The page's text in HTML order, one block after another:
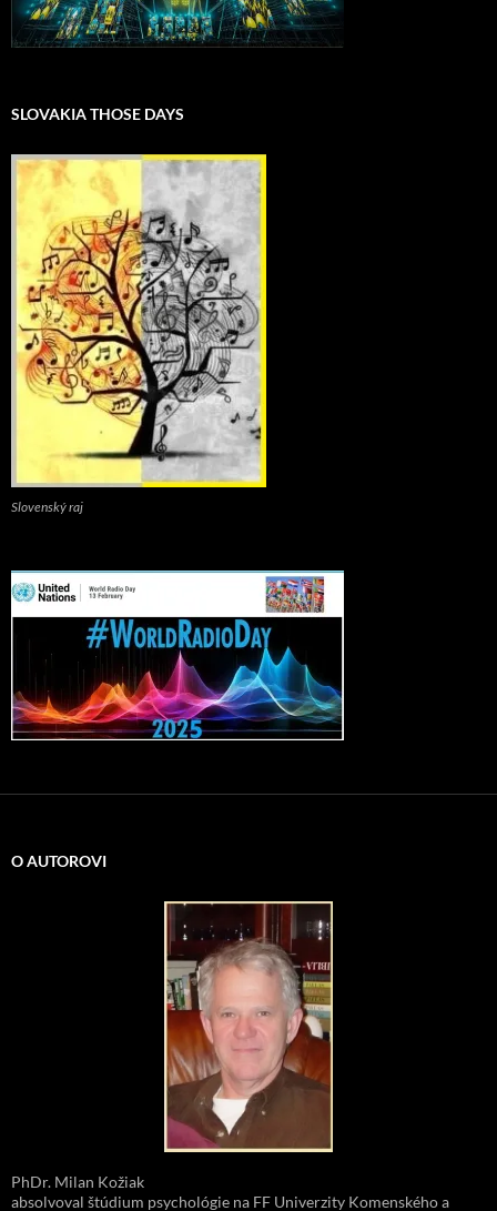
SLOVAKIA THOSE DAYS
Slovenský raj
O AUTOROVI
PhDr. Milan Kožiak
absolvoval štúdium psychológie na FF Univerzity Komenského a